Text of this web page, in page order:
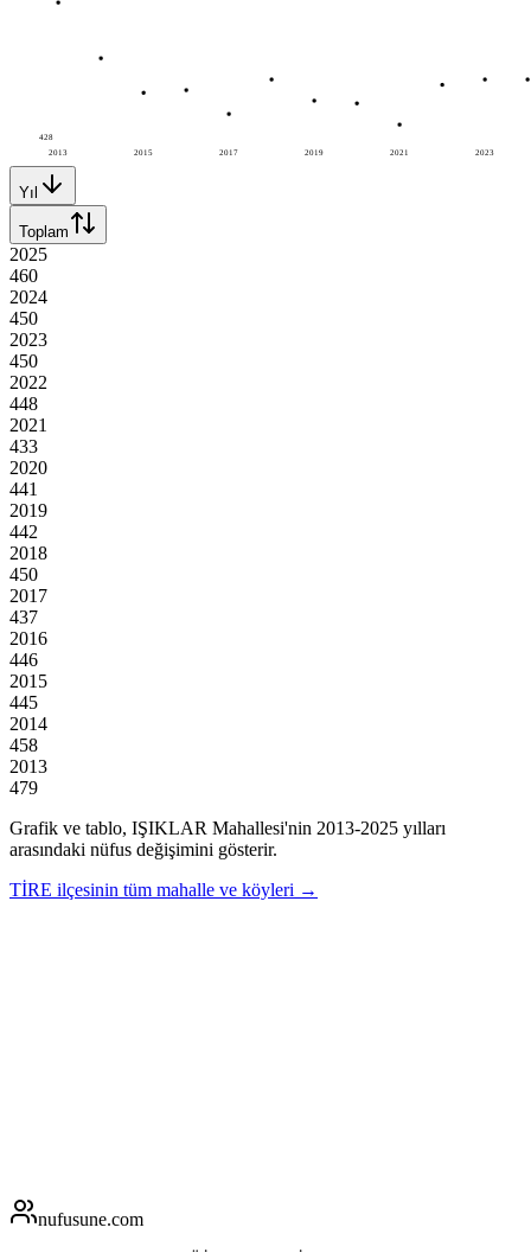
2013 2015 2017 2019 2021 2023
428
Yıl
Toplam
2025
460
2024
450
2023
450
2022
448
2021
433
2020
441
2019
442
2018
450
2017
437
2016
446
2015
445
2014
458
2013
479
Grafik ve tablo, IŞIKLAR Mahallesi'nin 2013-2025 yılları
arasındaki nüfus değişimini gösterir.
TİRE ilçesinin tüm mahalle ve köyleri →
nufusune.com